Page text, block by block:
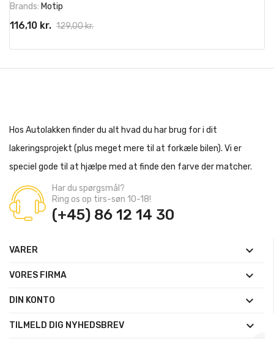
Brands: Motip
116,10 kr. 129,00 kr.
Hos Autolakken finder du alt hvad du har brug for i dit
lakeringsprojekt (plus meget mere til at forkæle bilen). Vi er
speciel gode til at hjælpe med at finde den farve der matcher.
Har du spørgsmål?
Ring os op tirs-søn 10-18!
(+45) 86 12 14 30
VARER 
VORES FIRMA 
DIN KONTO 
TILMELD DIG NYHEDSBREV 